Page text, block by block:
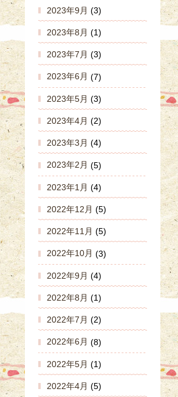
2023年9月 (3)
2023年8月 (1)
2023年7月 (3)
2023年6月 (7)
2023年5月 (3)
2023年4月 (2)
2023年3月 (4)
2023年2月 (5)
2023年1月 (4)
2022年12月 (5)
2022年11月 (5)
2022年10月 (3)
2022年9月 (4)
2022年8月 (1)
2022年7月 (2)
2022年6月 (8)
2022年5月 (1)
2022年4月 (5)